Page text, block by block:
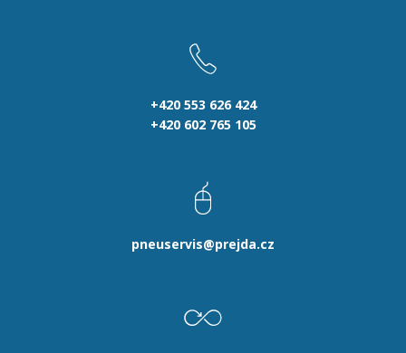
+420 553 626 424
+420 602 765 105
pneuservis@prejda.cz